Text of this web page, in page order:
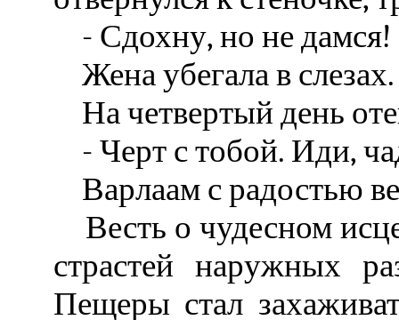
- Сдохну, но не дамся!
Жена убегала в слезах.
На четвертый день
- Черт с тобой. Иди,
Варлаам с радостью
Весть о чудесном
страстей наружных
Пещеры стал